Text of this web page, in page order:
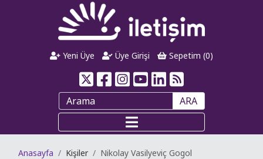
Yeni Üye Üye Girişi Sepetim (0)
ARA
Anasayfa Kişiler Nikolay Vasilyeviç Gogol